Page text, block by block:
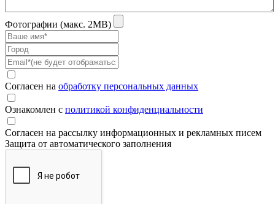
Фотографии (макс. 2MB)
Согласен на обработку персональных данных
Ознакомлен с политикой конфиденциальности
Согласен на рассылку информационных и рекламных писем
Защита от автоматического заполнения